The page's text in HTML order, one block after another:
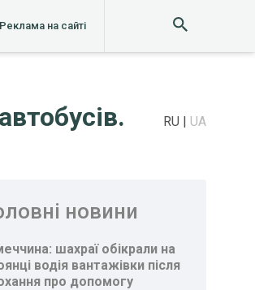
Реклама на сайті
RU UA
новини
шахраї обікрали на
водія вантажівки після
про допомогу